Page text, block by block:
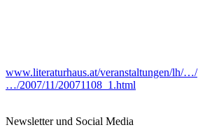
www.literaturhaus.at/veranstaltungen/lh/…/
…/2007/11/20071108_1.html
Newsletter und Social Media